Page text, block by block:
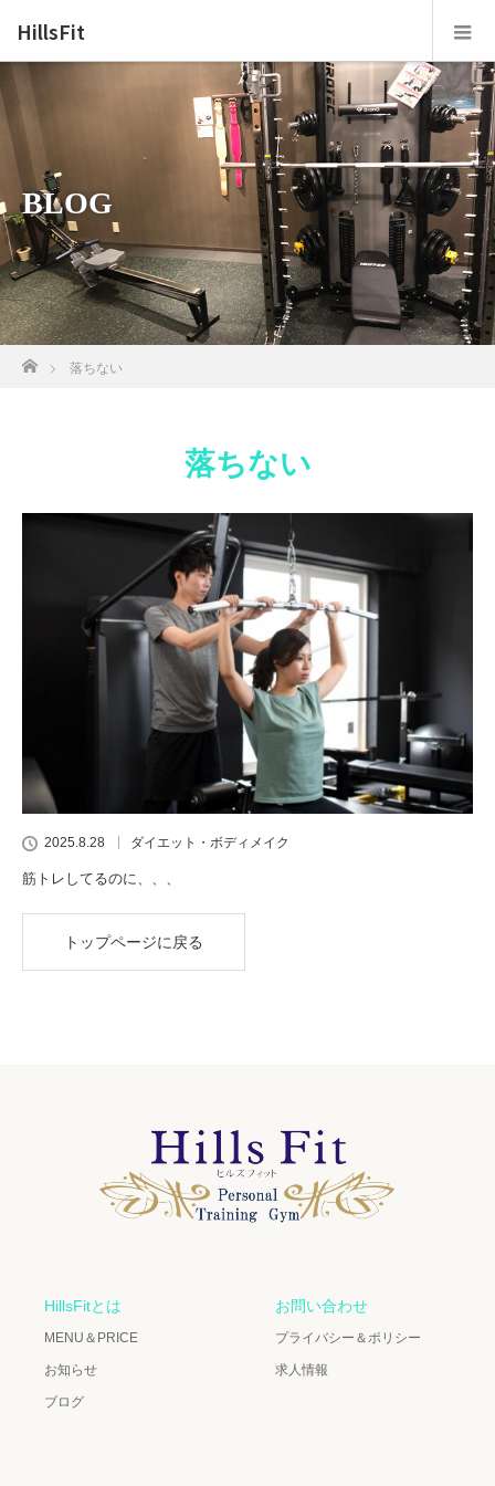
HillsFit
BLOG
ホーム
落ちない
落ちない
2025.8.28 ダイエット・ボディメイク
筋トレしてるのに、、、
トップページに戻る
HillsFitとは
MENU＆PRICE
お知らせ
ブログ
お問い合わせ
プライバシー＆ポリシー
求人情報